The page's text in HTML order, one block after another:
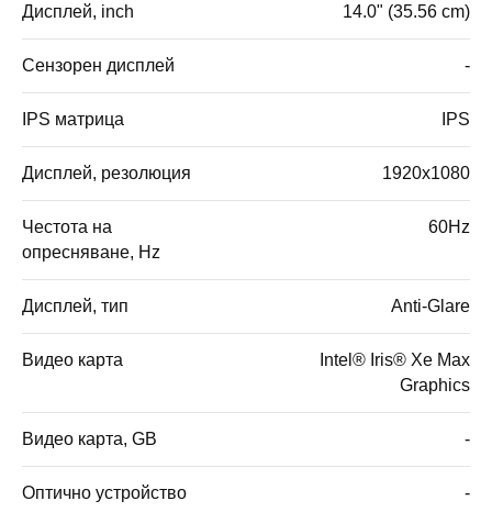
Дисплей, inch 14.0" (35.56 cm)
Сензорен дисплей -
IPS матрица IPS
Дисплей, резолюция 1920x1080
Честота на
опресняване, Hz
60Hz
Дисплей, тип Anti-Glare
Видео карта
Intel® Iris® Xe Max
Graphics
Видео карта, GB -
Оптично устройство -